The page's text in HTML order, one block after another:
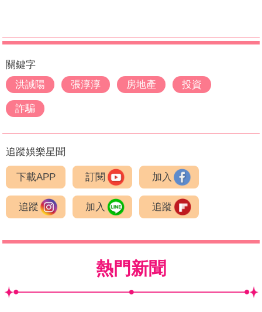
關鍵字
洪誠陽
張淳淳 房地產 投資
詐騙
追蹤娛樂星聞
下載APP 訂閱 加入
追蹤 加入 追蹤
熱門新聞